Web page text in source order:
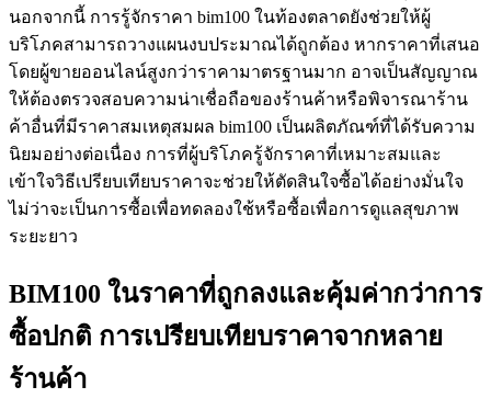
นอกจากนี้ การรู้จักราคา bim100 ในท้องตลาดยังช่วยให้ผู้
บริโภคสามารถวางแผนงบประมาณได้ถูกต้อง หากราคาที่เสนอ
โดยผู้ขายออนไลน์สูงกว่าราคามาตรฐานมาก อาจเป็นสัญญาณ
ให้ต้องตรวจสอบความน่าเชื่อถือของร้านค้าหรือพิจารณาร้าน
ค้าอื่นที่มีราคาสมเหตุสมผล bim100 เป็นผลิตภัณฑ์ที่ได้รับความ
นิยมอย่างต่อเนื่อง การที่ผู้บริโภครู้จักราคาที่เหมาะสมและ
เข้าใจวิธีเปรียบเทียบราคาจะช่วยให้ตัดสินใจซื้อได้อย่างมั่นใจ
ไม่ว่าจะเป็นการซื้อเพื่อทดลองใช้หรือซื้อเพื่อการดูแลสุขภาพ
ระยะยาว
BIM100 ในราคาที่ถูกลงและคุ้มค่ากว่าการ
ซื้อปกติ การเปรียบเทียบราคาจากหลาย
ร้านค้า